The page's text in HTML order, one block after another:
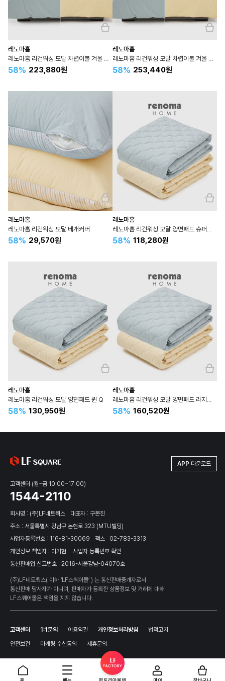
레노마홈
58% 223,880원
레노마홈
58% 253,440원
레노마홈
레노마홈 리건워싱 모달 베개커버
58% 29,570원
레노마홈
58% 118,280원
레노마홈
레노마홈 리건워싱 모달 양면패드 퀸 Q
58% 130,950원
레노마홈
58% 160,520원
APP 다운로드
고객센터 (월~금 10:00~17:00)
1544-2110
회사명 : (주)LF네트웍스
대표자 : 구본진
주소 : 서울특별시 강남구 논현로 323 (MTU빌딩)
사업자등록번호 : 116-81-30069
팩스 : 02-783-3313
개인정보 책임자 : 이기현
사업자 등록번호 확인
통신판매업 신고번호 : 2016-서울강남-04070호
(주)LF네트웍스( 이하 ‘LF스퀘어몰’ ) 는 통신판매중개자로서
통신판매 당사자가 아니며, 판매자가 등록한 상품정보 및 거래에 대해
LF스퀘어몰은 책임을 지지 않습니다.
고객센터 1:1문의 이용약관 개인정보처리방침
법적고지
안전보건
마케팅 수신동의 제휴문의